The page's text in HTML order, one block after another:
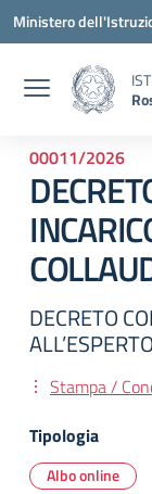
Vai ai contenuti
Vai al menu di
Vai al footer
Ministero
00011/2026
DECRETO
Stampa /
Tipologia
Albo online